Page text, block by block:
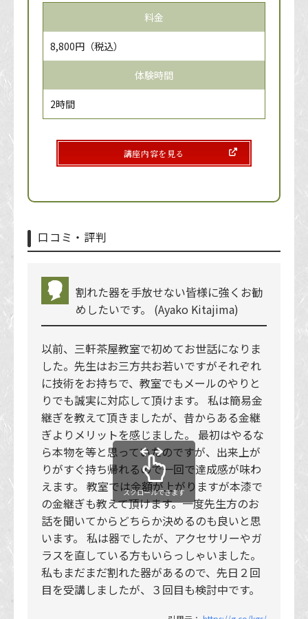
料金
8,800円（税込）
体験時間
2時間
講座内容を見る
口コミ・評判
割れた器を手放せない皆様に強くお勧
めしたいです。 (Ayako Kitajima)
以前、三軒茶屋教室で初めてお世話になりま
した。先生はお三方共お若いですがそれぞれ
に技術をお持ちで、教室でもメールのやりと
りでも誠実に対応して頂けます。 私は簡易金
継ぎを教えて頂きましたが、昔からある金継
ぎよりメリットを感じました。 最初はやるな
ら本物を等と思っていたのですが、出来上が
りがすぐ持ち帰れるので一回で達成感が味わ
えます。 教室では金額が上がりますが本漆で
の金継ぎも教えて頂けます。一度先生方のお
話を聞いてからどちらか決めるのも良いと思
います。 私は器でしたが、アクセサリーやガ
ラスを直している方もいらっしゃいました。
私もまだまだ割れた器があるので、先日２回
目を受講しましたが、３回目も検討中です。
スクロールできます